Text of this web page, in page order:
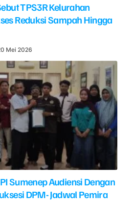
TPS3R Kelurahan
Reduksi Sampah Hingga
Mei 2026
Sumenep Audiensi Dengan
DPM- Jadwal Pemira